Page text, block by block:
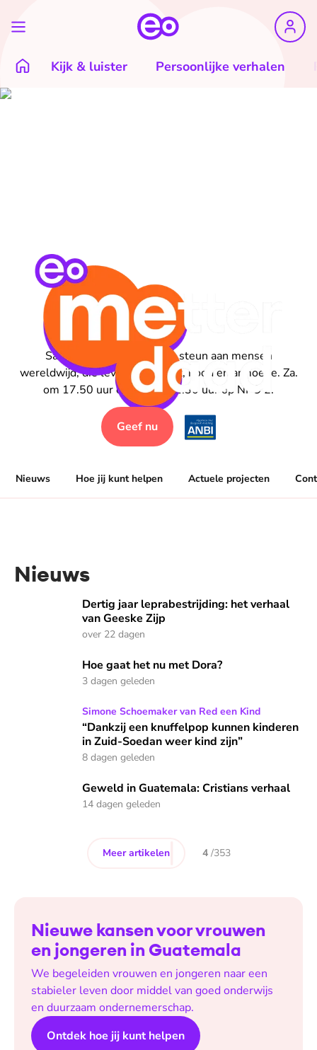
Kijk & luister Persoonlijke verhalen
Samen geven wij stem en steun aan mensen
wereldwijd, die leven in onrecht, nood en armoede. Za.
om 17.50 uur en zo. om 11.30 uur op NPO 2.
Geef nu
Nieuws Hoe jij kunt helpen Actuele projecten
Nieuws
Dertig jaar leprabestrijding: het verhaal van Geeske Zijp
Dertig jaar leprabestrijding: het verhaal
van Geeske Zijp
over 22 dagen
Hoe gaat het nu met Dora?
Hoe gaat het nu met Dora?
3 dagen geleden
“Dankzij een knuffelpop kunnen kinderen in Zuid-Soedan
Simone Schoemaker van Red een Kind
“Dankzij een knuffelpop kunnen kinderen
in Zuid-Soedan weer kind zijn”
8 dagen geleden
Geweld in Guatemala: Cristians verhaal
Geweld in Guatemala: Cristians verhaal
14 dagen geleden
Meer artikelen 4/353
Nieuwe kansen voor vrouwen
en jongeren in Guatemala
We begeleiden vrouwen en jongeren naar een
stabieler leven door middel van goed onderwijs
en duurzaam ondernemerschap.
Ontdek hoe jij kunt helpen